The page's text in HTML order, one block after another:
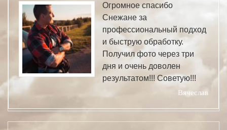
Огромное спасибо
Снежане за
профессиональный подход
и быструю обработку.
Получил фото через три
дня и очень доволен
результатом!!! Советую!!!
Вячеслав